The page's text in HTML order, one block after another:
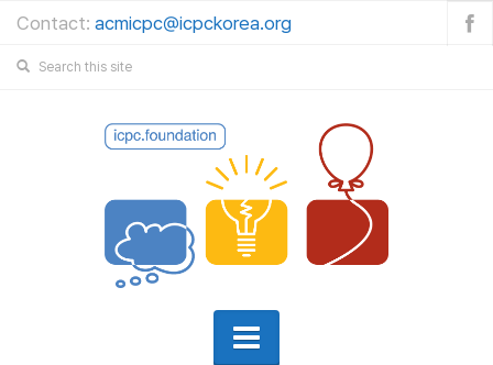
Contact: acmicpc@icpckorea.org